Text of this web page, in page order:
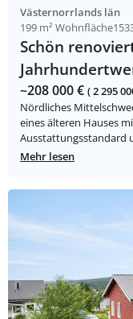
Västernorrlands län
199 m² Wohnfläche
Schön
~208 000 € ( 2 295
Nördliches
eines älteren Hauses
Ausstattungsstandard
Mehr lesen